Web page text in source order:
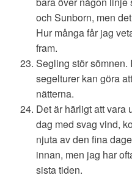
och Sunborn, men
Hur många får jag
fram.
Segling stör
segelturer kan göra
nätterna.
Det är härligt att vara
dag med svag vind,
njuta av den fina
innan, men jag har
sista tiden.